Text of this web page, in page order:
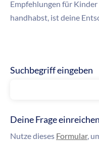
Empfehlungen für
handhabst, ist deine
Suchbegriff eingeben
Deine Frage einreichen
Nutze dieses Formular,